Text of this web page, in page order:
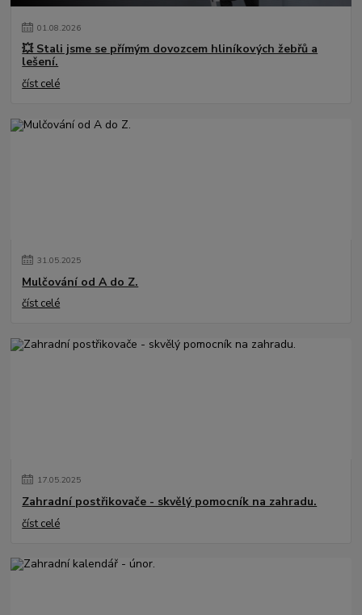
01.08.2026
💥 Stali jsme se přímým dovozcem hliníkových žebřů a
lešení.
číst celé
31.05.2025
Mulčování od A do Z.
číst celé
17.05.2025
Zahradní postřikovače - skvělý pomocník na zahradu.
číst celé